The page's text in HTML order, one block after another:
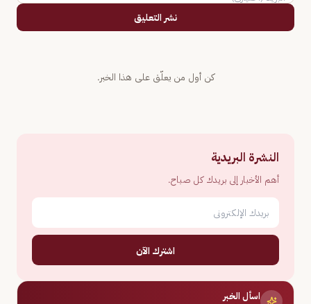
نشر التعليق
كن أول من يعلّق على هذا الخبر.
النشرة البريدية
أهم الأخبار إلى بريدك كل صباح.
اشترك الآن
اسأل الخبر